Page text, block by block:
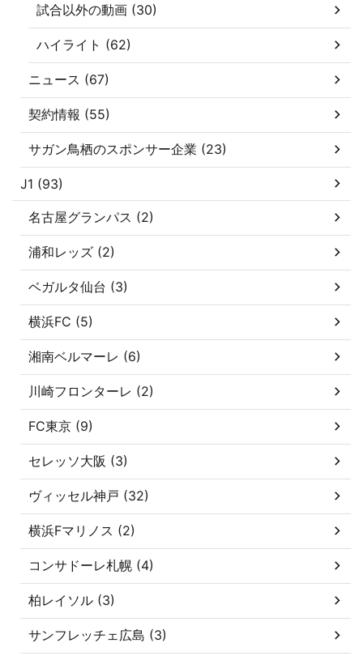
試合以外の動画 (30)
ハイライト (62)
ニュース (67)
契約情報 (55)
サガン鳥栖のスポンサー企業 (23)
J1 (93)
名古屋グランパス (2)
浦和レッズ (2)
ベガルタ仙台 (3)
横浜FC (5)
湘南ベルマーレ (6)
川崎フロンターレ (2)
FC東京 (9)
セレッソ大阪 (3)
ヴィッセル神戸 (32)
横浜Fマリノス (2)
コンサドーレ札幌 (4)
柏レイソル (3)
サンフレッチェ広島 (3)